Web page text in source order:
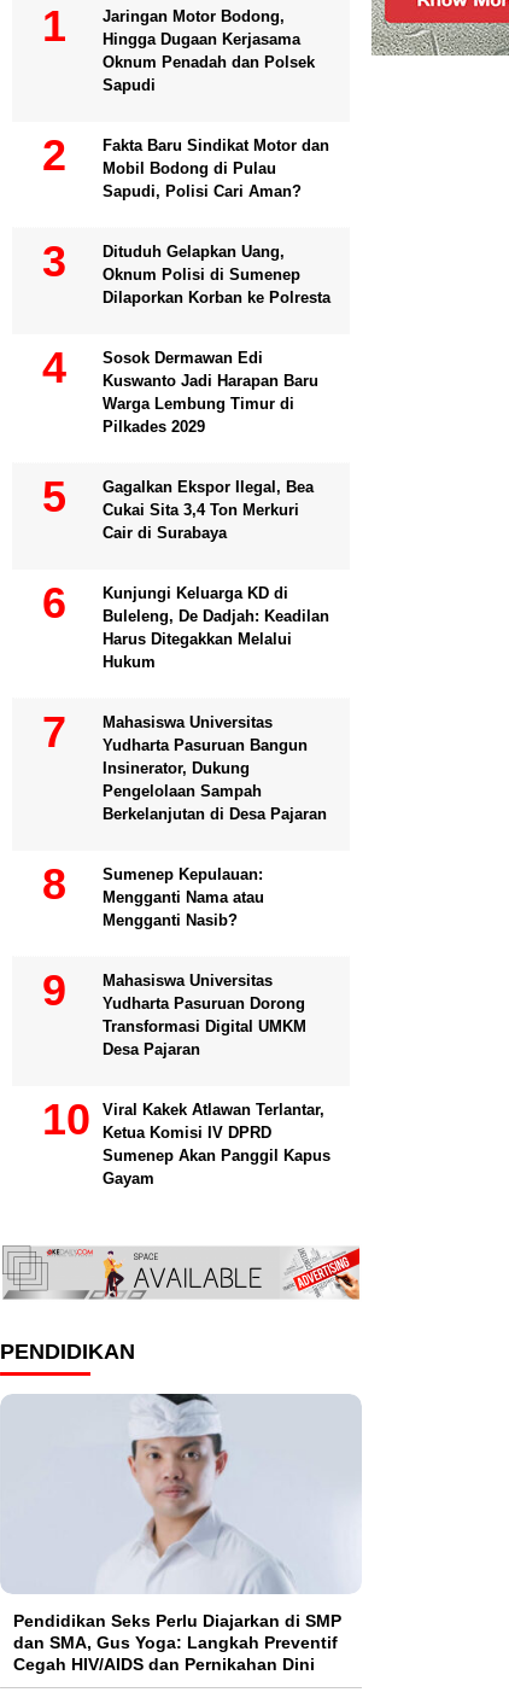
Jaringan Motor Bodong,
Hingga Dugaan Kerjasama
Oknum Penadah dan Polsek
Sapudi
Fakta Baru Sindikat Motor dan
Mobil Bodong di Pulau
Sapudi, Polisi Cari Aman?
Dituduh Gelapkan Uang,
Oknum Polisi di Sumenep
Dilaporkan Korban ke Polresta
Sosok Dermawan Edi
Kuswanto Jadi Harapan Baru
Warga Lembung Timur di
Pilkades 2029
Gagalkan Ekspor Ilegal, Bea
Cukai Sita 3,4 Ton Merkuri
Cair di Surabaya
Kunjungi Keluarga KD di
Buleleng, De Dadjah: Keadilan
Harus Ditegakkan Melalui
Hukum
Mahasiswa Universitas
Yudharta Pasuruan Bangun
Insinerator, Dukung
Pengelolaan Sampah
Berkelanjutan di Desa Pajaran
Sumenep Kepulauan:
Mengganti Nama atau
Mengganti Nasib?
Mahasiswa Universitas
Yudharta Pasuruan Dorong
Transformasi Digital UMKM
Desa Pajaran
Viral Kakek Atlawan Terlantar,
Ketua Komisi IV DPRD
Sumenep Akan Panggil Kapus
Gayam
PENDIDIKAN
Pendidikan Seks Perlu Diajarkan di SMP
dan SMA, Gus Yoga: Langkah Preventif
Cegah HIV/AIDS dan Pernikahan Dini